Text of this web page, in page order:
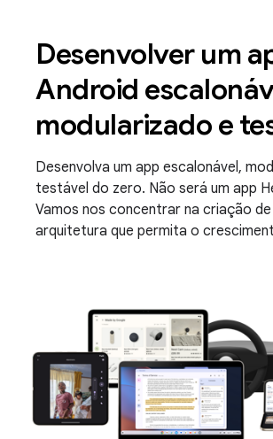
Desenvolver um
Android
modularizado e
Desenvolva um app escalonável,
testável do zero. Não será um app
Vamos nos concentrar na criação de
arquitetura que permita o